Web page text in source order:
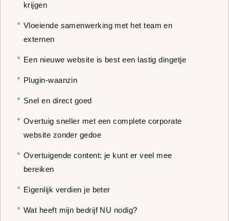
krijgen
Vloeiende samenwerking met het team en
externen
Een nieuwe website is best een lastig dingetje
Plugin-waanzin
Snel en direct goed
Overtuig sneller met een complete corporate
website zonder gedoe
Overtuigende content: je kunt er veel mee
bereiken
Eigenlijk verdien je beter
Wat heeft mijn bedrijf NU nodig?